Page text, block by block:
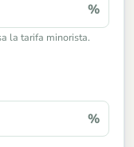
%
la tarifa minorista.
%